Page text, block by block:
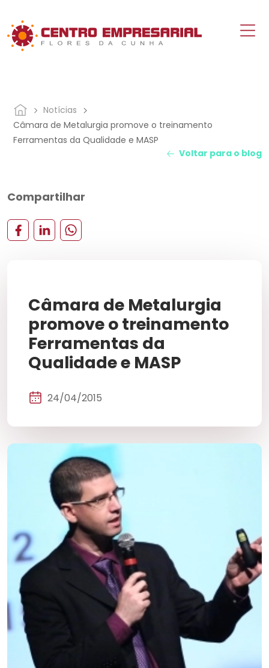
Notícias
Câmara de Metalurgia promove o treinamento
Ferramentas da Qualidade e MASP
Voltar para o blog
Compartilhar
Câmara de Metalurgia
promove o treinamento
Ferramentas da
Qualidade e MASP
24/04/2015